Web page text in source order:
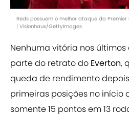
Reds possuem o melhor ataque da Premier
| Visionhaus/GettyImages
Nenhuma vitória nos últimos
parte do retrato do Everton,
queda de rendimento
primeiras posições no início
somente 15 pontos em 13